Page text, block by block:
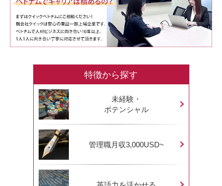
特徴から探す
未経験・
ポテンシャル
管理職月収3,000USD~